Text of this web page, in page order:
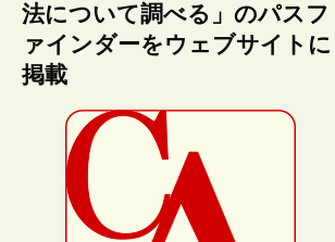
法について調べる」のパスフ
ァインダーをウェブサイトに
掲載